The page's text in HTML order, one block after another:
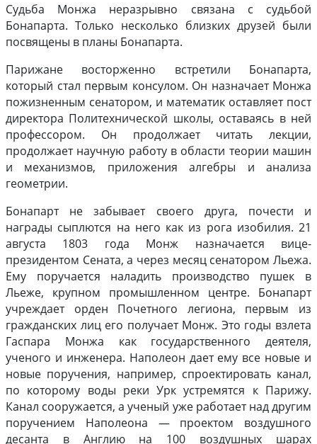
Судьба Монжа неразрывно связана с судьбой
Бонапарта. Только несколько близких друзей были
посвящены в планы Бонапарта.
Парижане восторженно встретили Бонапарта,
который стал первым консулом. Он назначает Монжа
пожизненным сенатором, и математик оставляет пост
директора Политехнической школы, оставаясь в ней
профессором. Он продолжает читать лекции,
продолжает научную работу в области теории машин
и механизмов, приложения алгебры и анализа
геометрии.
Бонапарт не забывает своего друга, почести и
награды сыплются на него как из рога изобилия. 21
августа 1803 года Монж назначается вице-
президентом Сената, а через месяц сенатором Льежа.
Ему поручается наладить производство пушек в
Льеже, крупном промышленном центре. Бонапарт
учреждает орден Почетного легиона, первым из
гражданских лиц его получает Монж. Это годы взлета
Гаспара Монжа как государственного деятеля,
ученого и инженера. Наполеон дает ему все новые и
новые поручения, например, спроектировать канал,
по которому воды реки Урк устремятся к Парижу.
Канал сооружается, а ученый уже работает над другим
поручением Наполеона — проектом воздушного
десанта в Англию на 100 воздушных шарах